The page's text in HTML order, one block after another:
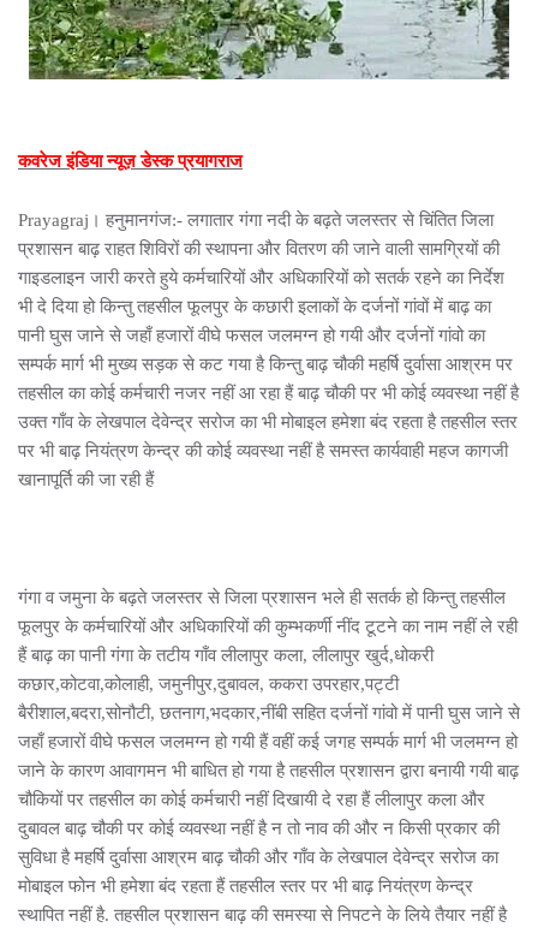
कवरेज इंडिया न्यूज़ डेस्क प्रयागराज
Prayagraj। हनुमानगंज:- लगातार गंगा नदी के बढ़ते जलस्तर से चिंतित जिला
प्रशासन बाढ़ राहत शिविरों की स्थापना और वितरण की जाने वाली सामग्रियों की
गाइडलाइन जारी करते हुये कर्मचारियों और अधिकारियों को सतर्क रहने का निर्देश
भी दे दिया हो किन्तु तहसील फूलपुर के कछारी इलाकों के दर्जनों गांवों में बाढ़ का
पानी घुस जाने से जहाँ हजारों वीघे फसल जलमग्न हो गयी और दर्जनों गांवो का
सम्पर्क मार्ग भी मुख्य सड़क से कट गया है किन्तु बाढ़ चौकी महर्षि दुर्वासा आश्रम पर
तहसील का कोई कर्मचारी नजर नहीं आ रहा हैं बाढ़ चौकी पर भी कोई व्यवस्था नहीं है
उक्त गाँव के लेखपाल देवेन्द्र सरोज का भी मोबाइल हमेशा बंद रहता है तहसील स्तर
पर भी बाढ़ नियंत्रण केन्द्र की कोई व्यवस्था नहीं है समस्त कार्यवाही महज कागजी
खानापूर्ति की जा रही हैं
गंगा व जमुना के बढ़ते जलस्तर से जिला प्रशासन भले ही सतर्क हो किन्तु तहसील
फूलपुर के कर्मचारियों और अधिकारियों की कुम्भकर्णी नींद टूटने का नाम नहीं ले रही
हैं बाढ़ का पानी गंगा के तटीय गाँव लीलापुर कला, लीलापुर खुर्द,धोकरी
कछार,कोटवा,कोलाही, जमुनीपुर,दुबावल, ककरा उपरहार,पट्टी
बैरीशाल,बदरा,सोनौटी, छतनाग,भदकार,नींबी सहित दर्जनों गांवो में पानी घुस जाने से
जहाँ हजारों वीघे फसल जलमग्न हो गयी हैं वहीं कई जगह सम्पर्क मार्ग भी जलमग्न हो
जाने के कारण आवागमन भी बाधित हो गया है तहसील प्रशासन द्वारा बनायी गयी बाढ़
चौकियों पर तहसील का कोई कर्मचारी नहीं दिखायी दे रहा हैं लीलापुर कला और
दुबावल बाढ़ चौकी पर कोई व्यवस्था नहीं है न तो नाव की और न किसी प्रकार की
सुविधा है महर्षि दुर्वासा आश्रम बाढ़ चौकी और गाँव के लेखपाल देवेन्द्र सरोज का
मोबाइल फोन भी हमेशा बंद रहता हैं तहसील स्तर पर भी बाढ़ नियंत्रण केन्द्र
स्थापित नहीं है. तहसील प्रशासन बाढ़ की समस्या से निपटने के लिये तैयार नहीं है